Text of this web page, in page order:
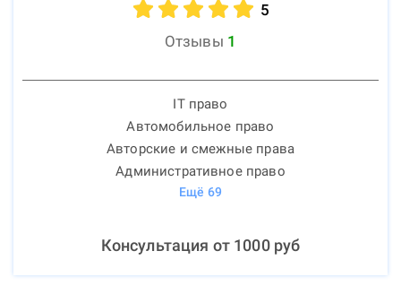
5
Отзывы 1
IT право
Автомобильное право
Авторские и смежные права
Административное право
Ещё 69
Консультация от 1000руб